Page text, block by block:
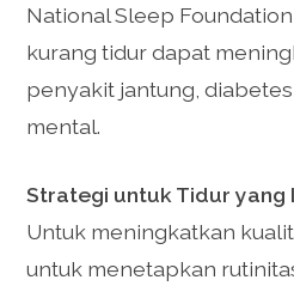
National Sleep
kurang tidur dapat
penyakit jantung,
mental.
Strategi untuk Tidur yang
Untuk meningkatkan
untuk menetapkan